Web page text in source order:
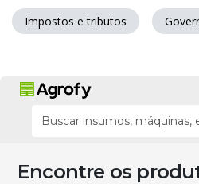
Impostos e tributos
Encontre os